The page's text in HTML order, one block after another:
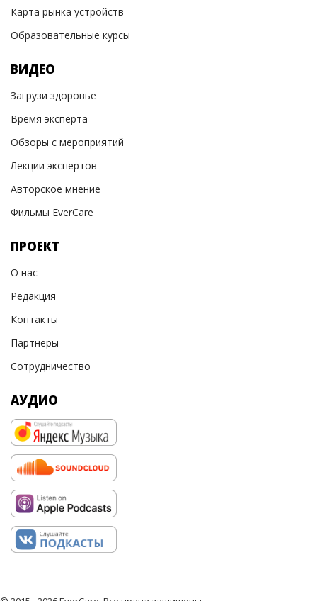
Карта рынка устройств
Образовательные курсы
ВИДЕО
Загрузи здоровье
Время эксперта
Обзоры с мероприятий
Лекции экспертов
Авторское мнение
Фильмы EverCare
ПРОЕКТ
О нас
Редакция
Контакты
Партнеры
Сотрудничество
АУДИО